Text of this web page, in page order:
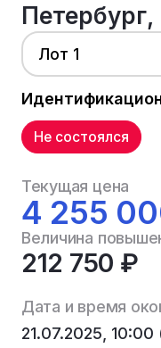
Лот 1
Не состоялся
Текущая цена
4 255
Величина
212 750 ₽
Дата и время
21.07.2025,